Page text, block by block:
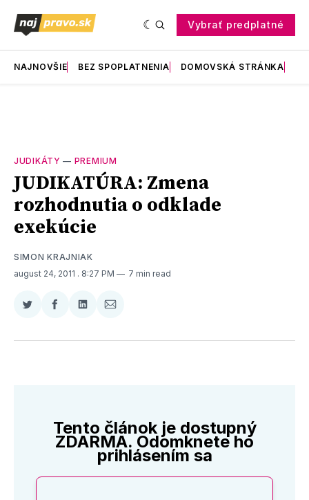
Vybrať predplatné
NAJNOVŠIE BEZ SPOPLATNENIA DOMOVSKÁ STRÁNKA
JUDIKÁTY — PREMIUM
JUDIKATÚRA: Zmena
rozhodnutia o odklade
exekúcie
SIMON KRAJNIAK
august 24, 2011 . 8:27 PM 7 min read
Zdieľať
Twitter
Zdieľať
Facebooku
Zdieľať
LinkedIne
Zdieľať
E-
Tento článok je dostupný
ZDARMA. Odomknete ho
prihlásením sa